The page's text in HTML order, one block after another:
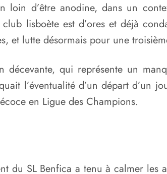
loin d’être anodine, dans un
lisboète est d’ores et déjà
et lutte désormais pour une
décevante, qui représente un
l’éventualité d’un départ
en Ligue des Champions.
du SL Benfica a tenu à calmer les